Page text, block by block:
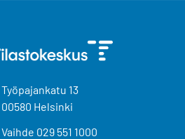
Työpajankatu 13
00580 Helsinki
Vaihde 029 551 1000